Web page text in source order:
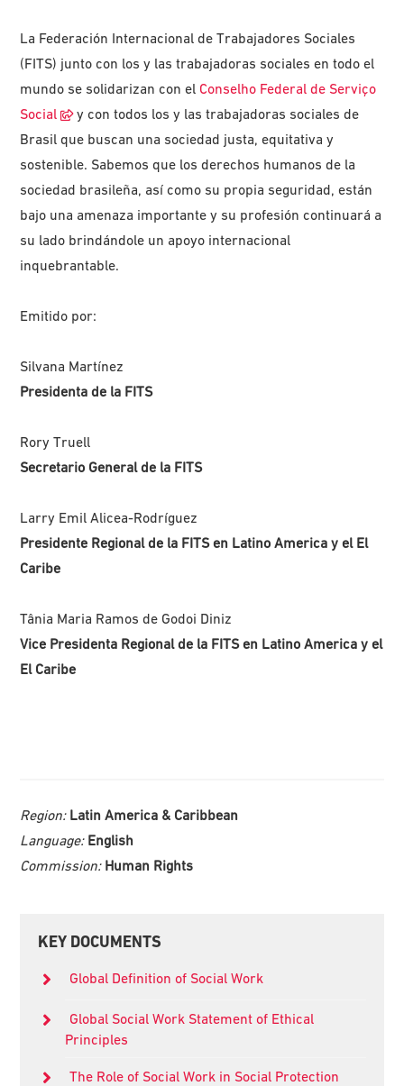
La Federación Internacional de Trabajadores Sociales
(FITS) junto con los y las trabajadoras sociales en todo el
mundo se solidarizan con el Conselho Federal de Serviço
Social
y con todos los y las trabajadoras sociales de
Brasil que buscan una sociedad justa, equitativa y
sostenible. Sabemos que los derechos humanos de la
sociedad brasileña, así como su propia seguridad, están
bajo una amenaza importante y su profesión continuará a
su lado brindándole un apoyo internacional
inquebrantable.
Emitido por:
Silvana Martínez
Presidenta de la FITS
Rory Truell
Secretario General de la FITS
Larry Emil Alicea-Rodríguez
Presidente Regional de la FITS en Latino America y el El
Caribe
Tânia Maria Ramos de Godoi Diniz
Vice Presidenta Regional de la FITS en Latino America y el
El Caribe
Region: Latin America & Caribbean
Language: English
Commission: Human Rights
Primary
KEY DOCUMENTS
Global Definition of Social Work
Global Social Work Statement of Ethical
Principles
The Role of Social Work in Social Protection